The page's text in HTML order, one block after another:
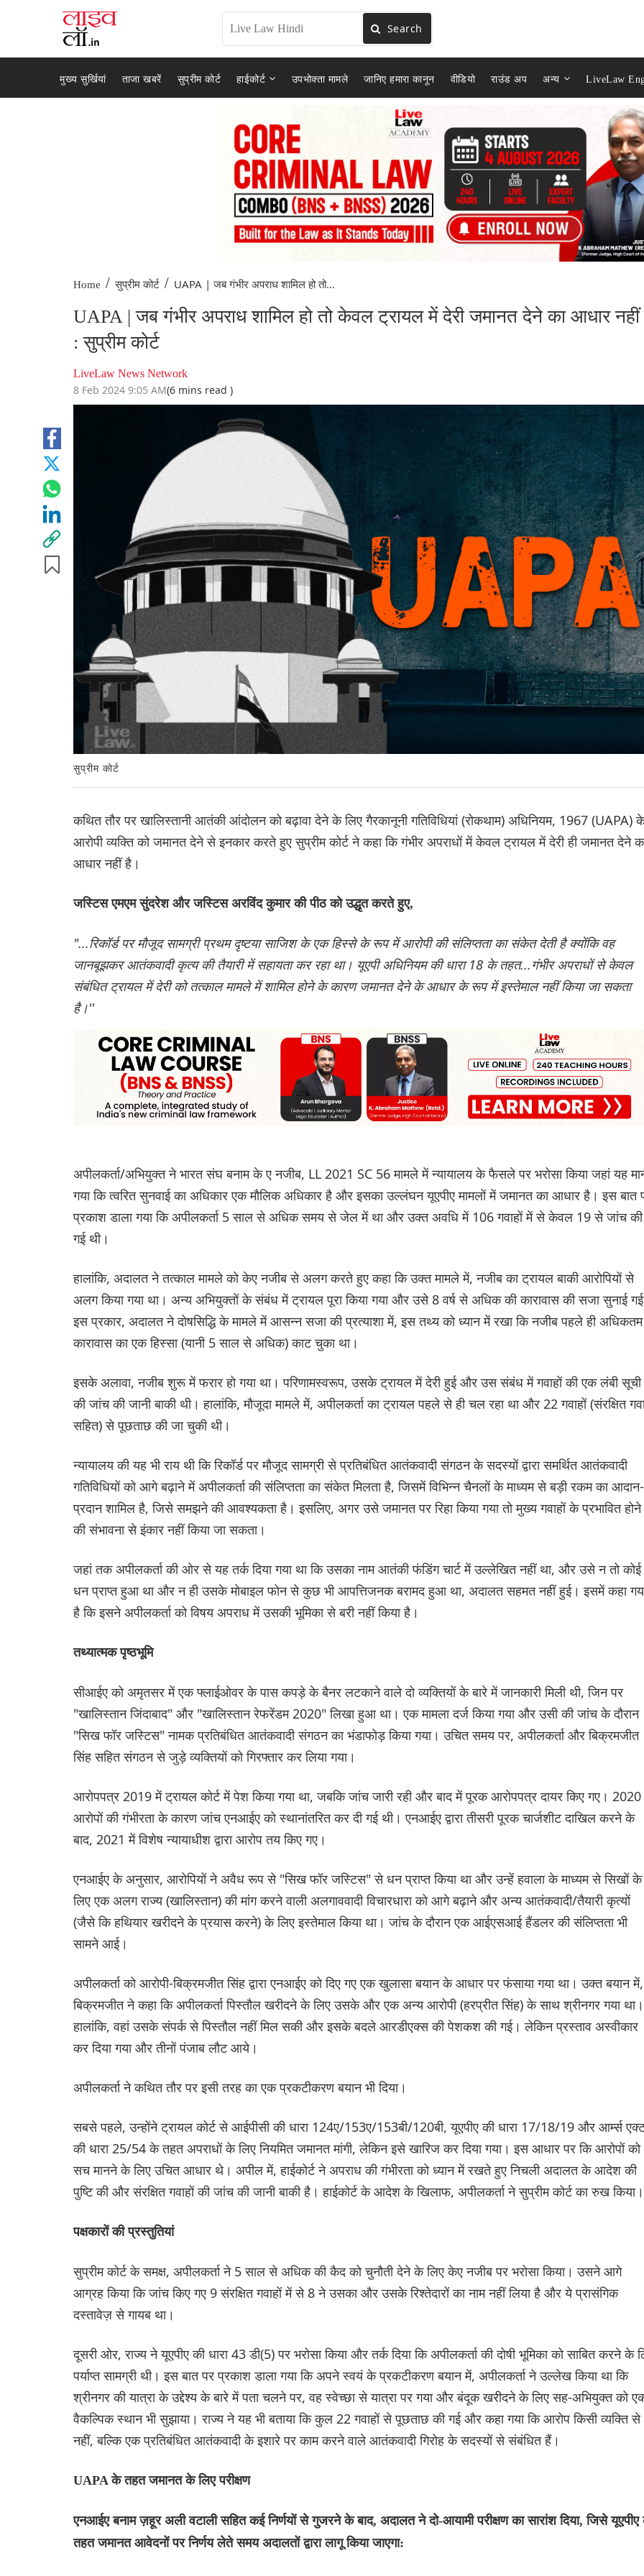
Search
मुख्य सुर्खियां ताजा खबरें सुप्रीम कोर्ट हाईकोर्ट उपभोक्ता मामले जानिए हमारा कानून वीडियो राउंड अप अन्य LiveLaw
Home / सुप्रीम कोर्ट / UAPA | जब गंभीर अपराध शामिल हो तो...
UAPA | जब गंभीर अपराध शामिल हो तो केवल ट्रायल में देरी जमानत देने का आधार
: सुप्रीम कोर्ट
LiveLaw News Network
8 Feb 2024 9:05 AM(6 mins read )
सुप्रीम कोर्ट
कथित तौर पर खालिस्तानी आतंकी आंदोलन को बढ़ावा देने के लिए गैरकानूनी गतिविधियां (रोकथाम) अधिनियम, 1967 (UAPA)
आरोपी व्यक्ति को जमानत देने से इनकार करते हुए सुप्रीम कोर्ट ने कहा कि गंभीर अपराधों में केवल ट्रायल में देरी ही जमानत देने
आधार नहीं है।
जस्टिस एमएम सुंदरेश और जस्टिस अरविंद कुमार की पीठ को उद्धृत करते हुए,
"...रिकॉर्ड पर मौजूद सामग्री प्रथम दृष्टया साजिश के एक हिस्से के रूप में आरोपी की संलिप्तता का संकेत देती है क्योंकि वह
जानबूझकर आतंकवादी कृत्य की तैयारी में सहायता कर रहा था। यूएपी अधिनियम की धारा 18 के तहत...गंभीर अपराधों से केवल
संबंधित ट्रायल में देरी को तत्काल मामले में शामिल होने के कारण जमानत देने के आधार के रूप में इस्तेमाल नहीं किया जा सकता
है।''
अपीलकर्ता/अभियुक्त ने भारत संघ बनाम के ए नजीब, LL 2021 SC 56 मामले में न्यायालय के फैसले पर भरोसा किया जहां यह
गया कि त्वरित सुनवाई का अधिकार एक मौलिक अधिकार है और इसका उल्लंघन यूएपीए मामलों में जमानत का आधार है। इस बात
प्रकाश डाला गया कि अपीलकर्ता 5 साल से अधिक समय से जेल में था और उक्त अवधि में 106 गवाहों में से केवल 19 से जांच की
गई थी।
हालांकि, अदालत ने तत्काल मामले को केए नजीब से अलग करते हुए कहा कि उक्त मामले में, नजीब का ट्रायल बाकी आरोपियों से
अलग किया गया था। अन्य अभियुक्तों के संबंध में ट्रायल पूरा किया गया और उसे 8 वर्ष से अधिक की कारावास की सजा सुनाई
इस प्रकार, अदालत ने दोषसिद्धि के मामले में आसन्न सजा की प्रत्याशा में, इस तथ्य को ध्यान में रखा कि नजीब पहले ही अधिकतम
कारावास का एक हिस्सा (यानी 5 साल से अधिक) काट चुका था।
इसके अलावा, नजीब शुरू में फरार हो गया था। परिणामस्वरूप, उसके ट्रायल में देरी हुई और उस संबंध में गवाहों की एक लंबी सूची
की जांच की जानी बाकी थी। हालांकि, मौजूदा मामले में, अपीलकर्ता का ट्रायल पहले से ही चल रहा था और 22 गवाहों (संरक्षित
सहित) से पूछताछ की जा चुकी थी।
न्यायालय की यह भी राय थी कि रिकॉर्ड पर मौजूद सामग्री से प्रतिबंधित आतंकवादी संगठन के सदस्यों द्वारा समर्थित आतंकवादी
गतिविधियों को आगे बढ़ाने में अपीलकर्ता की संलिप्तता का संकेत मिलता है, जिसमें विभिन्न चैनलों के माध्यम से बड़ी रकम का आदान-
प्रदान शामिल है, जिसे समझने की आवश्यकता है। इसलिए, अगर उसे जमानत पर रिहा किया गया तो मुख्य गवाहों के प्रभावित होने
की संभावना से इंकार नहीं किया जा सकता।
जहां तक अपीलकर्ता की ओर से यह तर्क दिया गया था कि उसका नाम आतंकी फंडिंग चार्ट में उल्लेखित नहीं था, और उसे न तो कोई
धन प्राप्त हुआ था और न ही उसके मोबाइल फोन से कुछ भी आपत्तिजनक बरामद हुआ था, अदालत सहमत नहीं हुई। इसमें कहा
है कि इसने अपीलकर्ता को विषय अपराध में उसकी भूमिका से बरी नहीं किया है।
तथ्यात्मक पृष्ठभूमि
सीआईए को अमृतसर में एक फ्लाईओवर के पास कपड़े के बैनर लटकाने वाले दो व्यक्तियों के बारे में जानकारी मिली थी, जिन पर
"खालिस्तान जिंदाबाद" और "खालिस्तान रेफरेंडम 2020" लिखा हुआ था। एक मामला दर्ज किया गया और उसी की जांच के दौरान
"सिख फॉर जस्टिस" नामक प्रतिबंधित आतंकवादी संगठन का भंडाफोड़ किया गया। उचित समय पर, अपीलकर्ता और बिक्रमजीत
सिंह सहित संगठन से जुड़े व्यक्तियों को गिरफ्तार कर लिया गया।
आरोपपत्र 2019 में ट्रायल कोर्ट में पेश किया गया था, जबकि जांच जारी रही और बाद में पूरक आरोपपत्र दायर किए गए।
आरोपों की गंभीरता के कारण जांच एनआईए को स्थानांतरित कर दी गई थी। एनआईए द्वारा तीसरी पूरक चार्जशीट दाखिल करने के
बाद, 2021 में विशेष न्यायाधीश द्वारा आरोप तय किए गए।
एनआईए के अनुसार, आरोपियों ने अवैध रूप से "सिख फॉर जस्टिस" से धन प्राप्त किया था और उन्हें हवाला के माध्यम से सिखों के
लिए एक अलग राज्य (खालिस्तान) की मांग करने वाली अलगाववादी विचारधारा को आगे बढ़ाने और अन्य आतंकवादी/तैयारी कृत्यों
(जैसे कि हथियार खरीदने के प्रयास करने) के लिए इस्तेमाल किया था। जांच के दौरान एक आईएसआई हैंडलर की संलिप्तता भी
सामने आई।
अपीलकर्ता को आरोपी-बिक्रमजीत सिंह द्वारा एनआईए को दिए गए एक खुलासा बयान के आधार पर फंसाया गया था। उक्त बयान में,
बिक्रमजीत ने कहा कि अपीलकर्ता पिस्तौल खरीदने के लिए उसके और एक अन्य आरोपी (हरप्रीत सिंह) के साथ श्रीनगर गया था।
हालांकि, वहां उसके संपर्क से पिस्तौल नहीं मिल सकी और इसके बदले आरडीएक्स की पेशकश की गई। लेकिन प्रस्ताव अस्वीकार
कर दिया गया और तीनों पंजाब लौट आये।
अपीलकर्ता ने कथित तौर पर इसी तरह का एक प्रकटीकरण बयान भी दिया।
सबसे पहले, उन्होंने ट्रायल कोर्ट से आईपीसी की धारा 124ए/153ए/153बी/120बी, यूएपीए की धारा 17/18/19 और आर्म्स
की धारा 25/54 के तहत अपराधों के लिए नियमित जमानत मांगी, लेकिन इसे खारिज कर दिया गया। इस आधार पर कि आरोपों को
सच मानने के लिए उचित आधार थे। अपील में, हाईकोर्ट ने अपराध की गंभीरता को ध्यान में रखते हुए निचली अदालत के आदेश की
पुष्टि की और संरक्षित गवाहों की जांच की जानी बाकी है। हाईकोर्ट के आदेश के खिलाफ, अपीलकर्ता ने सुप्रीम कोर्ट का रुख किया।
पक्षकारों की प्रस्तुतियां
सुप्रीम कोर्ट के समक्ष, अपीलकर्ता ने 5 साल से अधिक की कैद को चुनौती देने के लिए केए नजीब पर भरोसा किया। उसने आगे
आग्रह किया कि जांच किए गए 9 संरक्षित गवाहों में से 8 ने उसका और उसके रिश्तेदारों का नाम नहीं लिया है और ये प्रासंगिक
दस्तावेज़ से गायब था।
दूसरी ओर, राज्य ने यूएपीए की धारा 43 डी(5) पर भरोसा किया और तर्क दिया कि अपीलकर्ता की दोषी भूमिका को साबित करने के
पर्याप्त सामग्री थी। इस बात पर प्रकाश डाला गया कि अपने स्वयं के प्रकटीकरण बयान में, अपीलकर्ता ने उल्लेख किया था कि
श्रीनगर की यात्रा के उद्देश्य के बारे में पता चलने पर, वह स्वेच्छा से यात्रा पर गया और बंदूक खरीदने के लिए सह-अभियुक्त को
वैकल्पिक स्थान भी सुझाया। राज्य ने यह भी बताया कि कुल 22 गवाहों से पूछताछ की गई और कहा गया कि आरोप किसी व्यक्ति से
नहीं, बल्कि एक प्रतिबंधित आतंकवादी के इशारे पर काम करने वाले आतंकवादी गिरोह के सदस्यों से संबंधित हैं।
UAPA के तहत जमानत के लिए परीक्षण
एनआईए बनाम ज़हूर अली वटाली सहित कई निर्णयों से गुजरने के बाद, अदालत ने दो-आयामी परीक्षण का सारांश दिया, जिसे
तहत जमानत आवेदनों पर निर्णय लेते समय अदालतों द्वारा लागू किया जाएगा: